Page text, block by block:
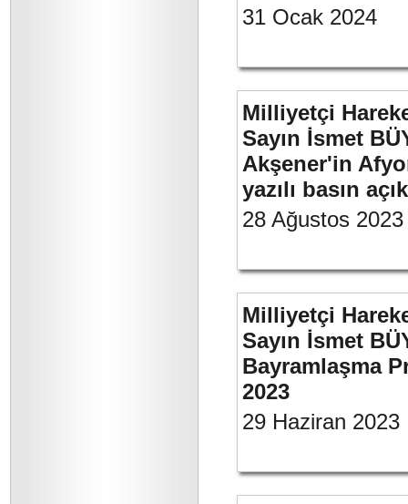
31 Ocak 2024
Milliyetçi
Sayın İsmet
Akşener'in
yazılı basın
28 Ağustos 2023
Milliyetçi
Sayın İsmet
Bayramlaşma
2023
29 Haziran 2023